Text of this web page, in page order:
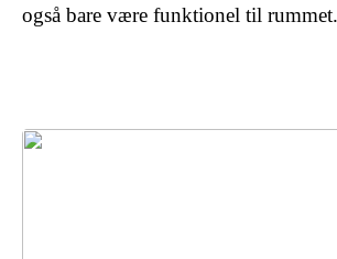
også bare være funktionel til rummet.